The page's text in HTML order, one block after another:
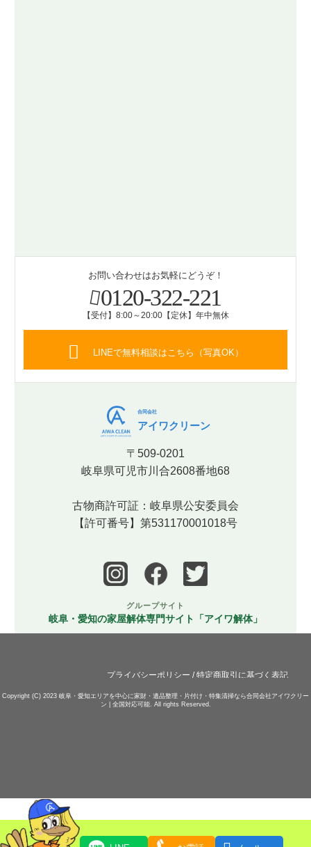
お問い合わせはお気軽にどうぞ！
0120-322-221
【受付】8:00～20:00【定休】年中無休
LINEで無料相談はこちら（写真OK）
合同会社
アイワクリーン
〒509-0201
岐阜県可児市川合2608番地68
古物商許可証：岐阜県公安委員会
【許可番号】第531170001018号
グループサイト
岐阜・愛知の家屋解体専門サイト「アイワ解体」
プライバシーポリシー /特定商取引に基づく表記
Copyright (C) 2023 岐阜・愛知エリアを中心に家財・遺品整理・片付け・特集清掃なら合同会社アイワクリー
ン | 全国対応可能. All rights Reserved.